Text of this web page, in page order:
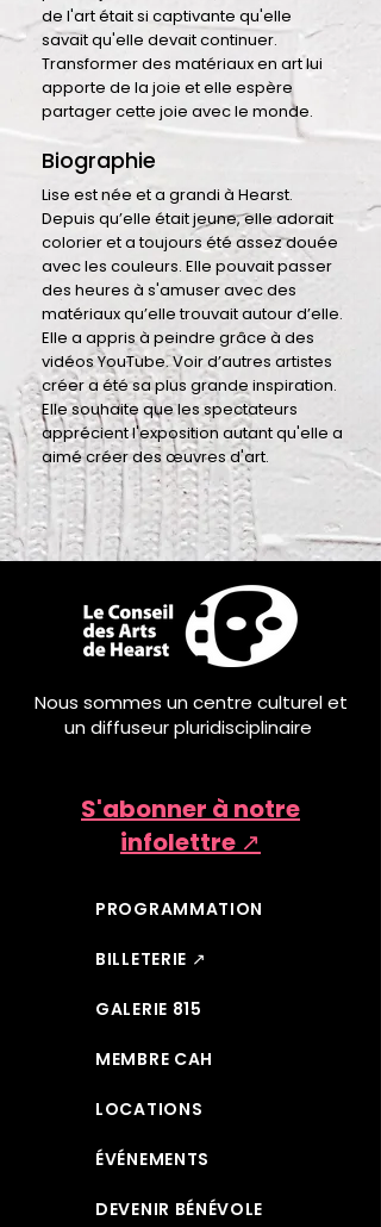
de l'art était si captivante qu'elle
savait qu'elle devait continuer.
Transformer des matériaux en art lui
apporte de la joie et elle espère
partager cette joie avec le monde.
Biographie
Lise est née et a grandi à Hearst.
Depuis qu’elle était jeune, elle adorait
colorier et a toujours été assez douée
avec les couleurs. Elle pouvait passer
des heures à s'amuser avec des
matériaux qu’elle trouvait autour d’elle.
Elle a appris à peindre grâce à des
vidéos YouTube. Voir d’autres artistes
créer a été sa plus grande inspiration.
Elle souhaite que les spectateurs
apprécient l'exposition autant qu'elle a
aimé créer des œuvres d'art.
Nous sommes un centre culturel et
un diffuseur pluridisciplinaire
S'abonner à notre
infolettre ↗
PROGRAMMATION
BILLETERIE ↗
GALERIE 815
MEMBRE CAH
LOCATIONS
ÉVÉNEMENTS
DEVENIR BÉNÉVOLE